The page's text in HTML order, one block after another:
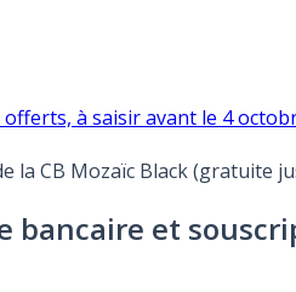
offerts, à saisir avant le 4
CB Mozaïc Black (gratuite
et